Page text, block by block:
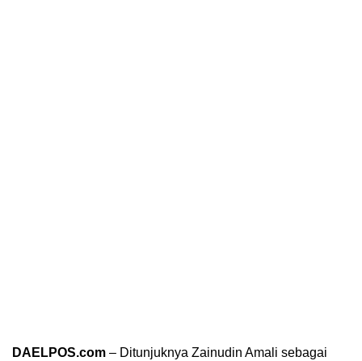
DAELPOS.com – Ditunjuknya Zainudin Amali sebagai